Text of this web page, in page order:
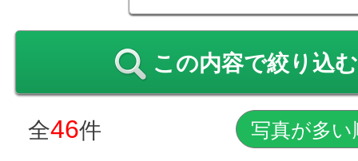
この内容で絞り込む
全46件